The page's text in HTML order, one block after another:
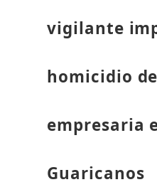
vigilante
homicidio
empresaria
Guaricanos